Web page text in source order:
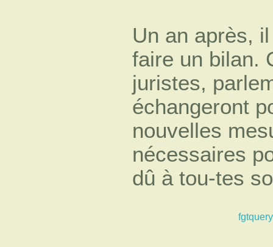
Un an après,
faire un bilan.
juristes,
échangeront
nouvelles
nécessaires
dû à tou-tes